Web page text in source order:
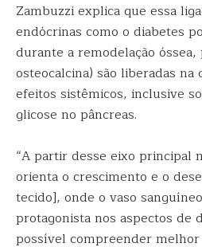
Zambuzzi explica que essa
endócrinas como o diabetes
durante a remodelação
osteocalcina) são liberadas na
efeitos sistêmicos, inclusive
glicose no pâncreas.
“A partir desse eixo principal
orienta o crescimento e o
tecido], onde o vaso
protagonista nos aspectos de
possível compreender melhor